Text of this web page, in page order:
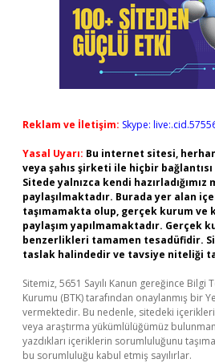
Reklam ve İletişim: Skype:
Yasal Uyarı: Bu internet sitesi,
veya şahıs şirketi ile hiçbir
Sitede yalnızca kendi
paylaşılmaktadır. Burada yer alan
taşımamakta olup, gerçek kurum ve
paylaşım yapılmamaktadır. Gerçek
benzerlikleri tamamen tesadüfidir.
taslak halindedir ve tavsiye niteliği
Sitemiz, 5651 Sayılı Kanun gereğince
Kurumu (BTK) tarafından onaylanmış bir
vermektedir. Bu nedenle, sitedeki
veya araştırma yükümlülüğümüz
yazdıkları içeriklerin sorumluluğunu
bu sorumluluğu kabul etmiş sayılırlar.